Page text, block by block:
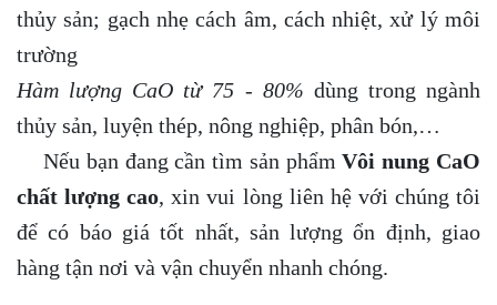
thủy sản; gạch nhẹ cách âm, cách nhiệt, xử lý môi
trường
Hàm lượng CaO từ 75 - 80% dùng trong ngành
thủy sản, luyện thép, nông nghiệp, phân bón,…
Nếu bạn đang cần tìm sản phẩmVôi nung CaO
chất lượng cao, xin vui lòng liên hệ với chúng tôi
để có báo giá tốt nhất, sản lượng ổn định, giao
hàng tận nơi và vận chuyển nhanh chóng.